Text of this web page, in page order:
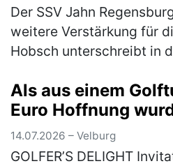
Der SSV Jahn
weitere Verstärkung für
Hobsch unterschreibt in
31-Jährige beim TSV
Als aus einem
Euro Hoffnung
14.07.2026 – Velburg
GOLFER’S DELIGHT